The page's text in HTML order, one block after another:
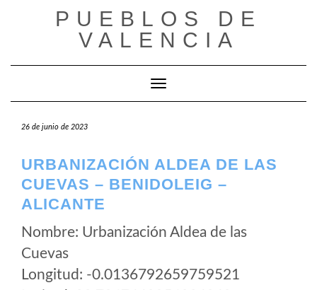
PUEBLOS DE
VALENCIA
Cambiar modo de navegación
26 de junio de 2023
URBANIZACIÓN ALDEA DE LAS
CUEVAS – BENIDOLEIG –
ALICANTE
Nombre: Urbanización Aldea de las
Cuevas
Longitud: -0.0136792659759521